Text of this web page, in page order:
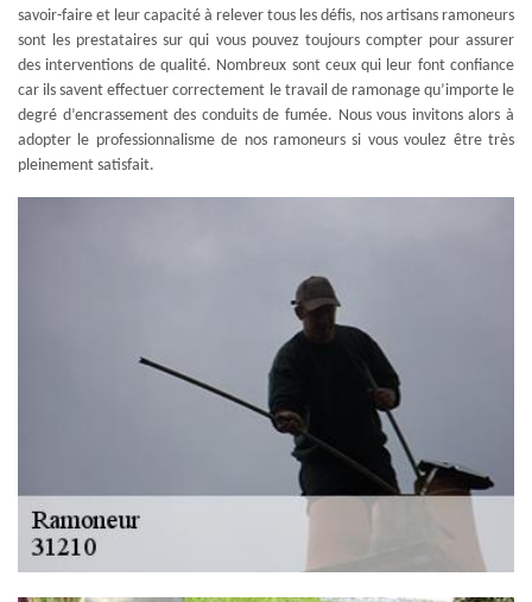
savoir-faire et leur capacité à relever tous les défis, nos artisans ramoneurs
sont les prestataires sur qui vous pouvez toujours compter pour assurer
des interventions de qualité. Nombreux sont ceux qui leur font confiance
car ils savent effectuer correctement le travail de ramonage qu’importe le
degré d’encrassement des conduits de fumée. Nous vous invitons alors à
adopter le professionnalisme de nos ramoneurs si vous voulez être très
pleinement satisfait.